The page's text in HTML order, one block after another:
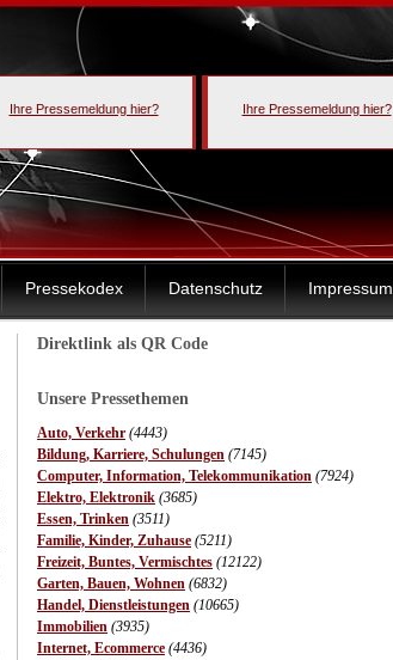
Ihre Pressemeldung hier? Ihre Pressemeldung hier?
Pressekodex Datenschutz Impressum
Direktlink als QR Code
Unsere Pressethemen
Auto, Verkehr (4443)
Bildung, Karriere, Schulungen (7145)
Computer, Information, Telekommunikation (7924)
Elektro, Elektronik (3685)
Essen, Trinken (3511)
Familie, Kinder, Zuhause (5211)
Freizeit, Buntes, Vermischtes (12122)
Garten, Bauen, Wohnen (6832)
Handel, Dienstleistungen (10665)
Immobilien (3935)
Internet, Ecommerce (4436)